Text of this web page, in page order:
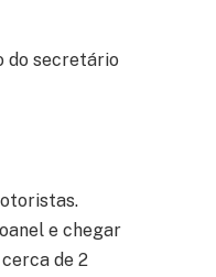
do secretário
e chegar
de 2